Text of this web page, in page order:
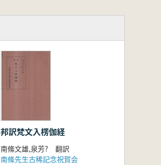
邦訳梵文入楞伽経
南絛文雄,泉芳? 翻訳
南絛先生古稀記念祝賀会